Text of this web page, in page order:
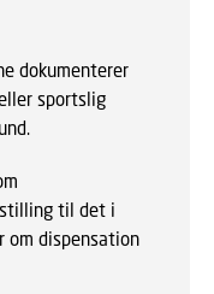
dokumenterer
sportslig
til det i
om dispensation